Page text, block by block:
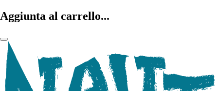
Aggiunta al carrello...